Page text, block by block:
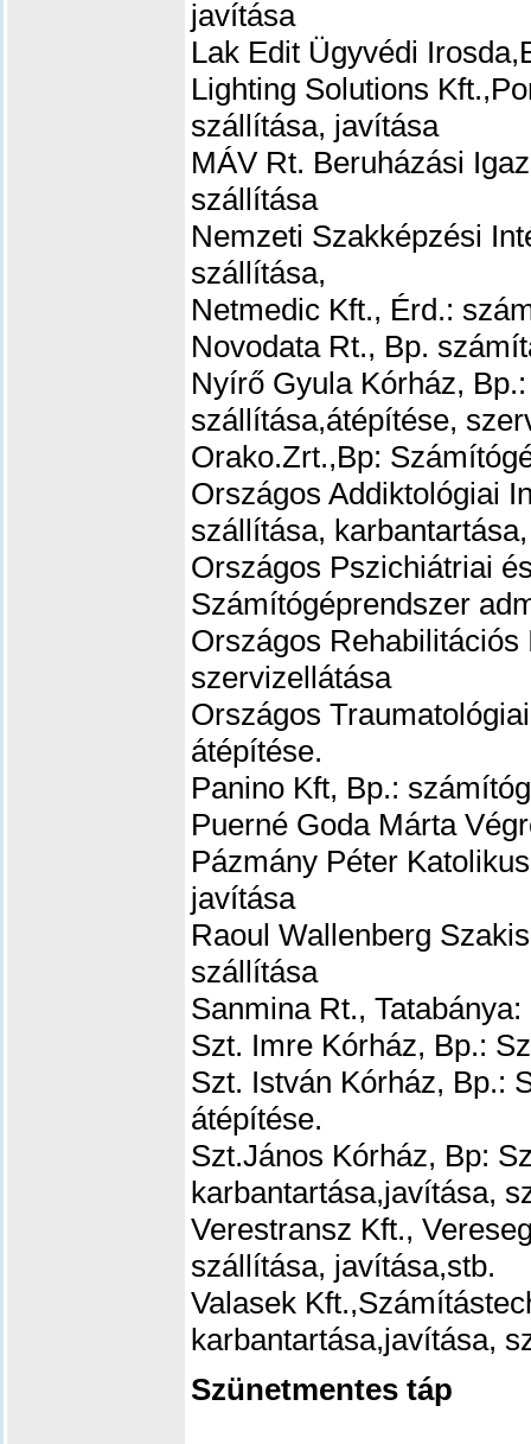
javítása
Lak Edit Ügyvédi
Lighting Solutions
szállítása, javítása
MÁV Rt. Beruházási
szállítása
Nemzeti Szakképzési
szállítása,
Netmedic Kft., Érd.:
Novodata Rt., Bp.
Nyírő Gyula Kórház,
szállítása,átépítése,
Orako.Zrt.,Bp:
Országos Addiktológiai
szállítása,
Országos Pszichiátriai
Számítógéprendszer
Országos
szervizellátása
Országos
átépítése.
Panino Kft, Bp.:
Puerné Goda Márta
Pázmány Péter
javítása
Raoul Wallenberg
szállítása
Sanmina Rt.,
Szt. Imre Kórház, Bp.:
Szt. István Kórház, Bp.:
átépítése.
Szt.János Kórház, Bp:
karbantartása,javítása,
Verestransz Kft.,
szállítása, javítása,stb.
Valasek Kft.,
karbantartása,javítása,
Szünetmentes táp